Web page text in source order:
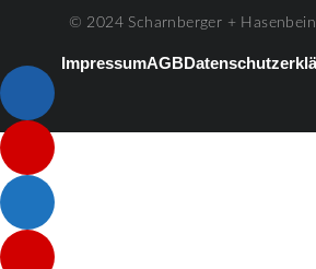
© 2024 Scharnberger +
ImpressumAGB
Listenelement #1
Listenelement